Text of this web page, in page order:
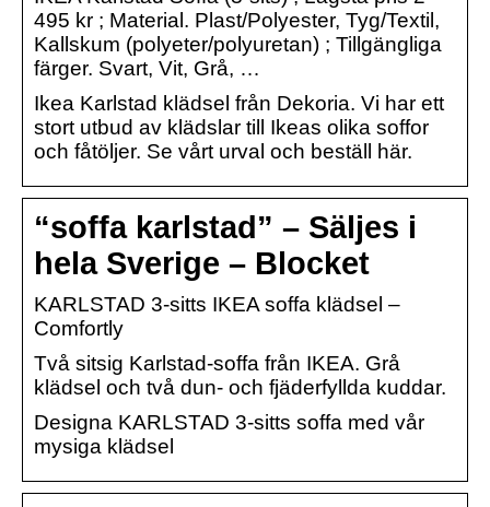
495 kr ; Material. Plast/Polyester, Tyg/Textil,
Kallskum (polyeter/polyuretan) ; Tillgängliga
färger. Svart, Vit, Grå, …
Ikea Karlstad klädsel från Dekoria. Vi har ett
stort utbud av klädslar till Ikeas olika soffor
och fåtöljer. Se vårt urval och beställ här.
“soffa karlstad” – Säljes i
hela Sverige – Blocket
KARLSTAD 3-sitts IKEA soffa klädsel –
Comfortly
Två sitsig Karlstad-soffa från IKEA. Grå
klädsel och två dun- och fjäderfyllda kuddar.
Designa KARLSTAD 3-sitts soffa med vår
mysiga klädsel